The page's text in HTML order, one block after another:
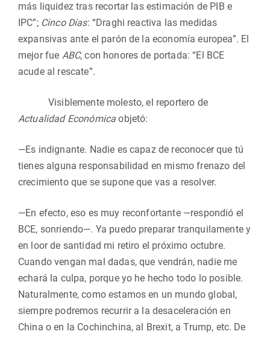
más liquidez tras recortar las estimación de PIB e
IPC”; Cinco Días: “Draghi reactiva las medidas
expansivas ante el parón de la economía europea”. El
mejor fue ABC, con honores de portada: “El BCE
acude al rescate”.
Visiblemente molesto, el reportero de
Actualidad Económica objetó:
—Es indignante. Nadie es capaz de reconocer que tú
tienes alguna responsabilidad en mismo frenazo del
crecimiento que se supone que vas a resolver.
—En efecto, eso es muy reconfortante —respondió el
BCE, sonriendo—. Ya puedo preparar tranquilamente y
en loor de santidad mi retiro el próximo octubre.
Cuando vengan mal dadas, que vendrán, nadie me
echará la culpa, porque yo he hecho todo lo posible.
Naturalmente, como estamos en un mundo global,
siempre podremos recurrir a la desaceleración en
China o en la Cochinchina, al Brexit, a Trump, etc. De